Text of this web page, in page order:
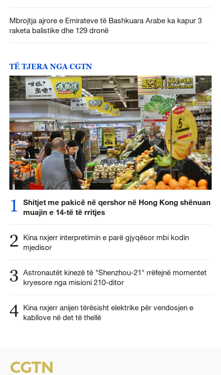
Mbrojtja ajrore e Emirateve të Bashkuara Arabe ka kapur 3
raketa balistike dhe 129 dronë
TË TJERA NGA CGTN
1
Shitjet me pakicë në qershor në Hong Kong shënuan
muajin e 14-të të rritjes
2
Kina nxjerr interpretimin e parë gjyqësor mbi kodin
mjedisor
3 Astronautët kinezë të "Shenzhou-21" rrëfejnë momentet
kryesore nga misioni 210-ditor
4 Kina nxjerr anijen tërësisht elektrike për vendosjen e
kabllove në det të thellë